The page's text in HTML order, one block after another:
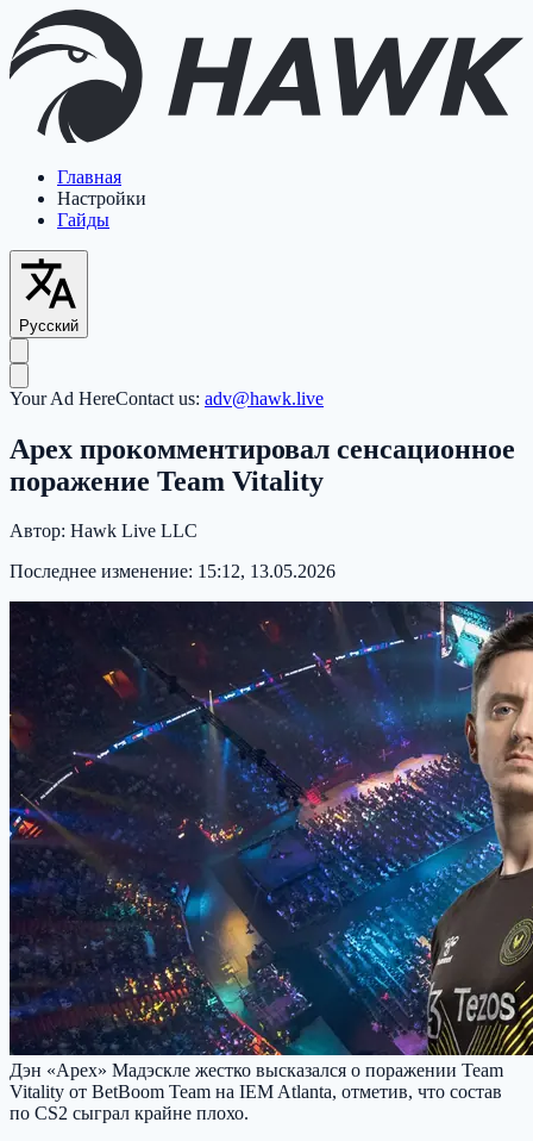
Главная
Настройки
Гайды
Русский
Your Ad HereContact us: adv@hawk.live
Apex прокомментировал сенсационное
поражение Team Vitality
Автор: Hawk Live LLC
Последнее изменение: 15:12, 13.05.2026
Дэн «Apex» Мадэскле жестко высказался о поражении Team
Vitality от BetBoom Team на IEM Atlanta, отметив, что состав
по CS2 сыграл крайне плохо.